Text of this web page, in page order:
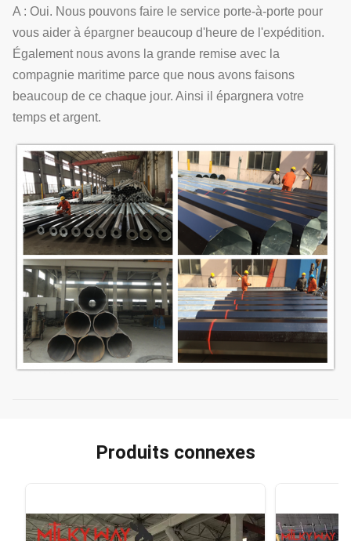
A : Oui. Nous pouvons faire le service porte-à-porte pour
vous aider à épargner beaucoup d'heure de l'expédition.
Également nous avons la grande remise avec la
compagnie maritime parce que nous avons faisons
beaucoup de ce chaque jour. Ainsi il épargnera votre
temps et argent.
Produits connexes